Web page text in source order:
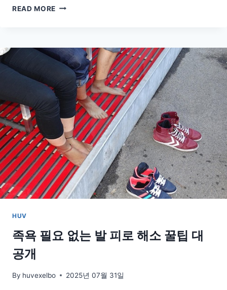
READ MORE 밤
깨
시
분
께
전
하
는
더
나
은
수
면
비
HUV
족욕 필요 없는 발 피로 해소 꿀팁 대
공개
By huvexelbo 2025년 07월 31일